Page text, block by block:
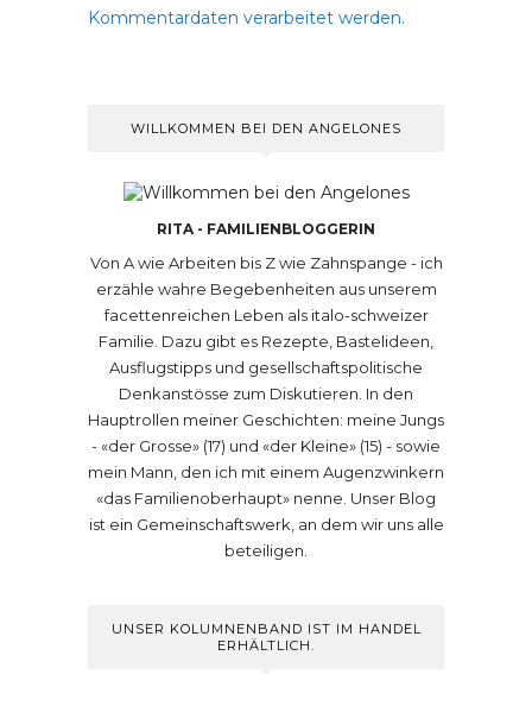
Kommentardaten verarbeitet werden.
WILLKOMMEN BEI DEN ANGELONES
RITA - FAMILIENBLOGGERIN
Von A wie Arbeiten bis Z wie Zahnspange - ich
erzähle wahre Begebenheiten aus unserem
facettenreichen Leben als italo-schweizer
Familie. Dazu gibt es Rezepte, Bastelideen,
Ausflugstipps und gesellschaftspolitische
Denkanstösse zum Diskutieren. In den
Hauptrollen meiner Geschichten: meine Jungs
- «der Grosse» (17) und «der Kleine» (15) - sowie
mein Mann, den ich mit einem Augenzwinkern
«das Familienoberhaupt» nenne. Unser Blog
ist ein Gemeinschaftswerk, an dem wir uns alle
beteiligen.
UNSER KOLUMNENBAND IST IM HANDEL
ERHÄLTLICH.